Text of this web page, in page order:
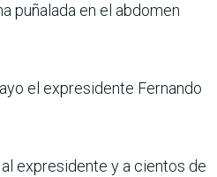
puñalada en el abdomen
el expresidente Fernando
expresidente y a cientos de